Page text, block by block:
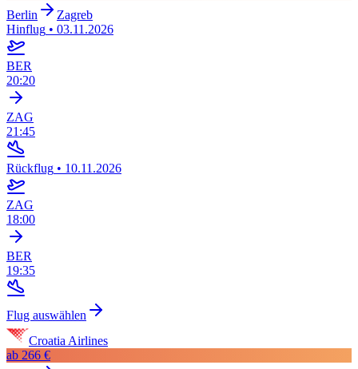
Berlin
Zagreb
Hinflug • 03.11.2026
BER
20:20
ZAG
21:45
Rückflug • 10.11.2026
ZAG
18:00
BER
19:35
Flug auswählen
Croatia Airlines
ab 266 €